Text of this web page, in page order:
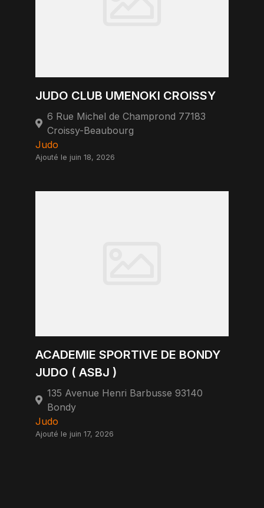
JUDO CLUB UMENOKI CROISSY
6 Rue Michel de Champrond 77183
Croissy-Beaubourg
Judo
Ajouté le juin 18, 2026
ACADEMIE SPORTIVE DE BONDY
JUDO ( ASBJ )
135 Avenue Henri Barbusse 93140
Bondy
Judo
Ajouté le juin 17, 2026